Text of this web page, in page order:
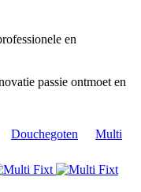
en
passie ontmoet en
Douchegoten
Multi